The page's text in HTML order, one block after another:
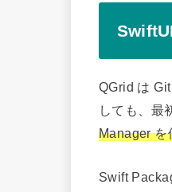
QGrid は
しても、最
Manager を
Swift